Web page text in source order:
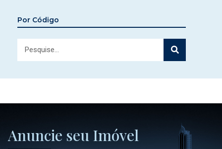
Por Código
Anuncie seu Imóvel